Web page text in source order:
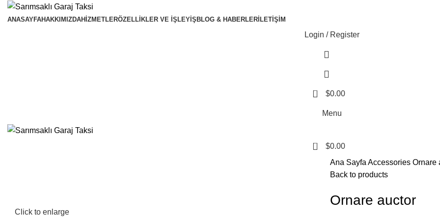
ANASAYFAHAKKIMIZDAHIZMETLERÖZELLIKLER VE İŞLEYIŞ BLOG & HABERLER İLETIŞIM
Login / Register
0 $0.00
Menu
0 $0.00
Click to enlarge
Ana Sayfa Accessories Ornare
Back to products
Ornare auctor